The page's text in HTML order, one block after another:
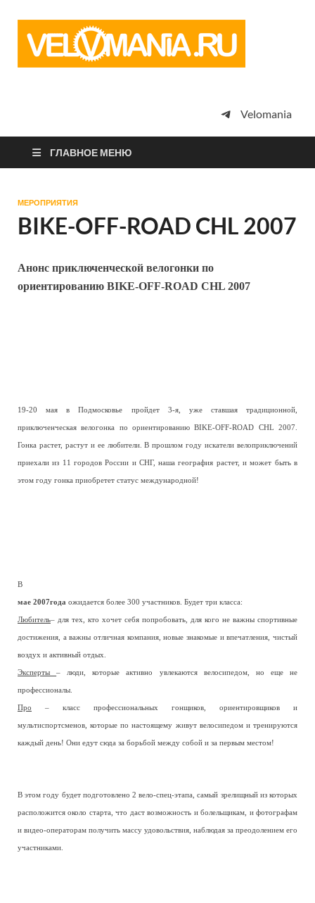
просто
Velomania
ГЛАВНОЕ МЕНЮ
МЕРОПРИЯТИЯ
BIKE-OFF-ROAD CHL 2007
Анонс приключенческой велогонки по
ориентированию BIKE-OFF-ROAD CHL 2007
19-20 мая в Подмосковье пройдет 3-я, уже ставшая традиционной,
приключенческая велогонка по ориентированию BIKE-OFF-ROAD CHL 2007.
Гонка растет, растут и ее любители. В прошлом году искатели велоприключений
приехали из 11 городов России и СНГ, наша география растет, и может быть в
этом году гонка приобретет статус международной!
В
мае 2007года ожидается более 300 участников. Будет три класса:
Любитель– для тех, кто хочет себя попробовать, для кого не важны спортивные
достижения, а важны отличная компания, новые знакомые и впечатления, чистый
воздух и активный отдых.
Эксперты– люди, которые активно увлекаются велосипедом, но еще не
профессионалы.
Про – класс профессиональных гонщиков, ориентировщиков и
мультиспортсменов, которые по настоящему живут велосипедом и тренируются
каждый день! Они едут сюда за борьбой между собой и за первым местом!
В этом году будет подготовлено 2 вело-спец-этапа, самый зрелищный из которых
расположится около старта, что даст возможность и болельщикам, и фотографам
и видео-операторам получить массу удовольствия, наблюдая за преодолением его
участниками.